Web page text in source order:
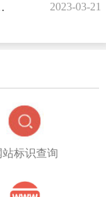
理数字经济 2023-03-21
站标识查询